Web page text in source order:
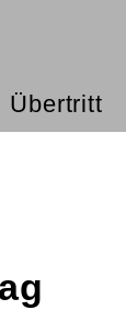
Übertritt